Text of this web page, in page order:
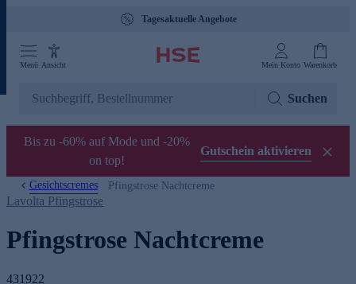
Tagesaktuelle Angebote
Menü Ansicht Mein Konto Warenkorb
Suchen
Bis zu -60% auf Mode und -20%
on top!
Gutschein aktivieren
Gesichtscremes Pfingstrose Nachtcreme
Lavolta Pfingstrose
Pfingstrose Nachtcreme
431922